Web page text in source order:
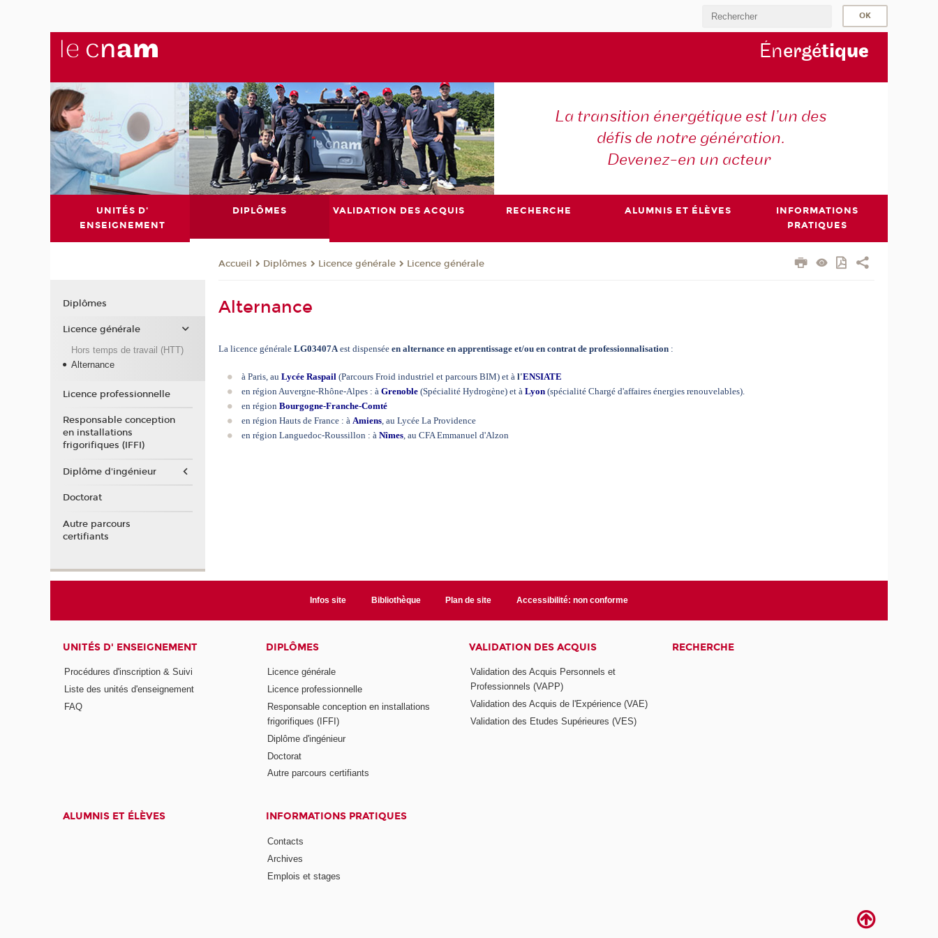
Énergétique
La transition énergétique est l’un des
défis de notre génération.
Devenez-en un acteur
UNITÉS D'
ENSEIGNEMENT
DIPLÔMES VALIDATION DES ACQUIS RECHERCHE ALUMNIS ET ÉLÈVES
INFORMATIONS
PRATIQUES
Accueil Diplômes Licence générale Licence générale
Alternance
La licence généraleLG03407A est dispenséeen alternance en apprentissage et/ou en contrat de professionnalisation :
à Paris, au Lycée Raspail (Parcours Froid industriel et parcours BIM) et à l'ENSIATE
en région Auvergne-Rhône-Alpes : à Grenoble (Spécialité Hydrogène) et à Lyon (spécialité Chargé d'affaires énergies renouvelables).
en région Bourgogne-Franche-Comté
en région Hauts de France : à Amiens, au Lycée La Providence
en région Languedoc-Roussillon : à Nîmes, au CFA Emmanuel d'Alzon
Diplômes
Licence générale
Hors temps de travail (HTT)
Alternance
Licence professionnelle
Responsable conception
en installations
frigorifiques (IFFI)
Diplôme d'ingénieur
Doctorat
Autre parcours
certifiants
Infos site Bibliothèque Plan de site Accessibilité: non conforme
UNITÉS D' ENSEIGNEMENT
Procédures d'inscription & Suivi
Liste des unités d'enseignement
FAQ
DIPLÔMES
Licence générale
Licence professionnelle
Responsable conception en installations
frigorifiques (IFFI)
Diplôme d'ingénieur
Doctorat
Autre parcours certifiants
VALIDATION DES ACQUIS
Validation des Acquis Personnels et
Professionnels (VAPP)
Validation des Acquis de l'Expérience (VAE)
Validation des Etudes Supérieures (VES)
RECHERCHE
ALUMNIS ET ÉLÈVES INFORMATIONS PRATIQUES
Contacts
Archives
Emplois et stages